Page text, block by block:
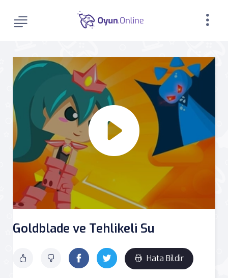
Goldblade ve Tehlikeli Su
Hata Bildir